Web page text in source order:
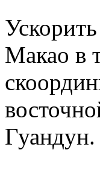
Макао в
Гуандун.